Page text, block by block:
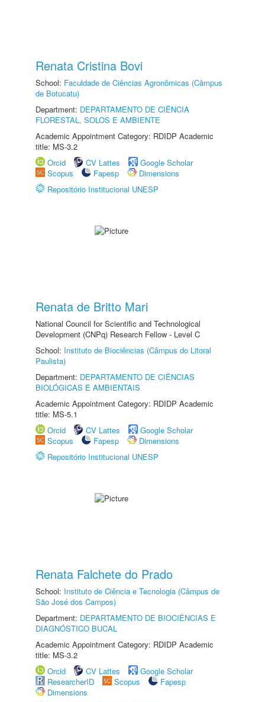
Renata Cristina Bovi
School: Faculdade de Ciências Agronômicas (Câmpus
de Botucatu)
Department: DEPARTAMENTO DE CIÊNCIA
FLORESTAL, SOLOS E AMBIENTE
Academic Appointment Category: RDIDP Academic
title: MS-3.2
Orcid
CV Lattes
Google Scholar
Scopus
Fapesp
Dimensions
Repositório Institucional UNESP
Renata de Britto Mari
National Council for Scientific and Technological
Development (CNPq) Research Fellow - Level C
School: Instituto de Biociências (Câmpus do Litoral
Paulista)
Department: DEPARTAMENTO DE CIÊNCIAS
BIOLÓGICAS E AMBIENTAIS
Academic Appointment Category: RDIDP Academic
title: MS-5.1
Orcid
CV Lattes
Google Scholar
Scopus
Fapesp
Dimensions
Repositório Institucional UNESP
Renata Falchete do Prado
School: Instituto de Ciência e Tecnologia (Câmpus de
São José dos Campos)
Department: DEPARTAMENTO DE BIOCIÊNCIAS E
DIAGNÓSTICO BUCAL
Academic Appointment Category: RDIDP Academic
title: MS-3.2
Orcid
CV Lattes
Google Scholar
ResearcherID
Scopus
Fapesp
Dimensions